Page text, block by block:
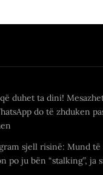
duhet ta dini!
do të zhduken
sjell risinë: Mund
po ju bën “stalking”, ja